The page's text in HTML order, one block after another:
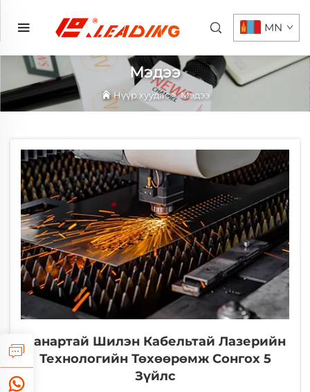
MN
Мэдээ
Нүүр хуудас>Мэдээ
Чанартай Шилэн Кабельтай Лазерийн
Технологийн Төхөөрөмж Сонгох 5
Зүйлс